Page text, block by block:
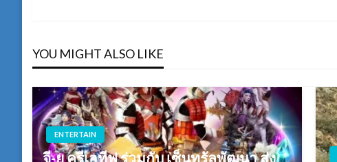
YOU MIGHT ALSO LIKE
ENTERTAIN
จี-ยู ครีเอทีฟ ร่วมกับ เซ็นทรัลพัฒนา ส่ง